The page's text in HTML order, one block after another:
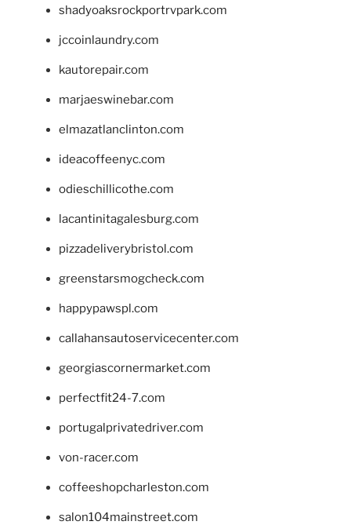
shadyoaksrockportrvpark.com
jccoinlaundry.com
kautorepair.com
marjaeswinebar.com
elmazatlanclinton.com
ideacoffeenyc.com
odieschillicothe.com
lacantinitagalesburg.com
pizzadeliverybristol.com
greenstarsmogcheck.com
happypawspl.com
callahansautoservicecenter.com
georgiascornermarket.com
perfectfit24-7.com
portugalprivatedriver.com
von-racer.com
coffeeshopcharleston.com
salon104mainstreet.com